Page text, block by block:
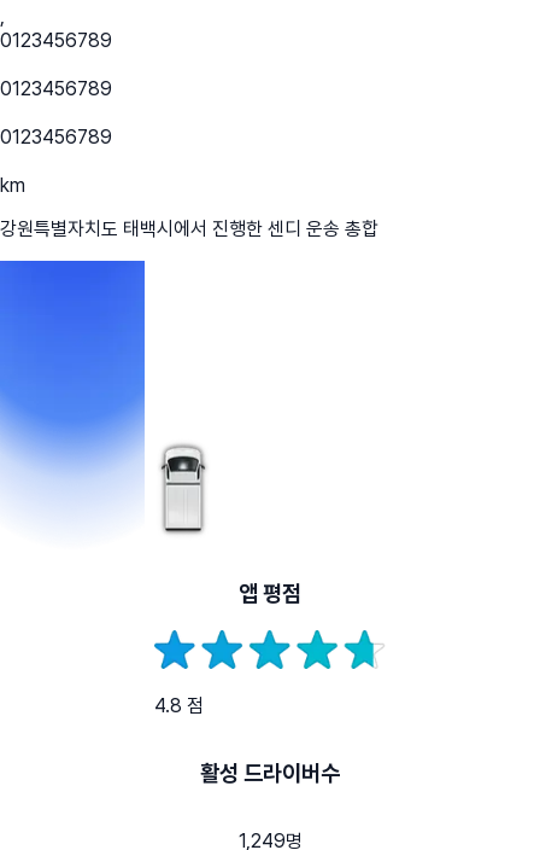
,
0123456789
0123456789
0123456789
km
강원특별자치도 태백시 에서 진행한 센디 운송 총합
앱 평점
4.8 점
활성 드라이버수
1,249명